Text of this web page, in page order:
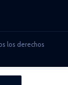
los derechos